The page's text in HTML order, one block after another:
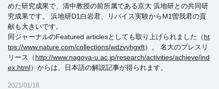
めた研究成果で、清中教授の前所属である京大 浜地研との共同研
究成果です。 浜地研D1白岩君、リバイス実験からM1曽我君の貢
献も大きいです。
同ジャーナルのFeatured articlesとしても取り上げられました（ht
tps://www.nature.com/collections/wdzvyhgxft）。 名大のプレスリ
リース（http://www.nagoya-u.ac.jp/research/activities/achieve/ind
ex.html）からは、日本語の解説記事が得られます。
2021/01/18